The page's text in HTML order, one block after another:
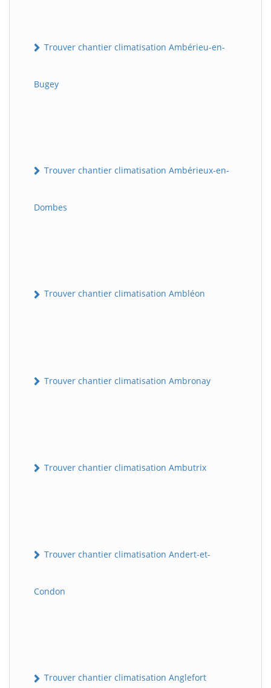
Trouver chantier climatisation Ambérieu-en-
Bugey
Trouver chantier climatisation Ambérieux-en-
Dombes
Trouver chantier climatisation Ambléon
Trouver chantier climatisation Ambronay
Trouver chantier climatisation Ambutrix
Trouver chantier climatisation Andert-et-
Condon
Trouver chantier climatisation Anglefort